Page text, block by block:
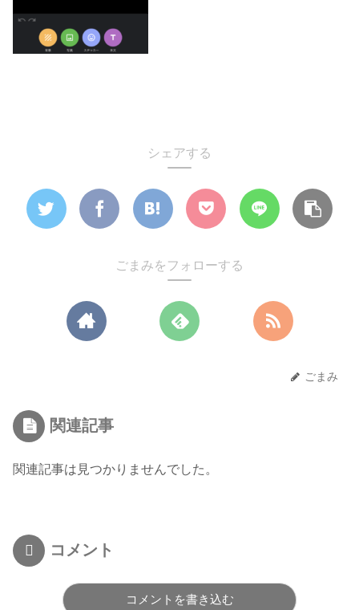
シェアする
ごまみをフォローする
ごまみ
関連記事
関連記事は見つかりませんでした。
コメント
コメントを書き込む